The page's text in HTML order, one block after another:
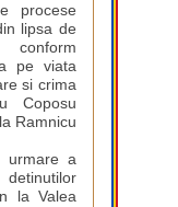
procese
lipsa de
conform
pe viata
si crima
Coposu
Ramnicu
urmare a
la Valea